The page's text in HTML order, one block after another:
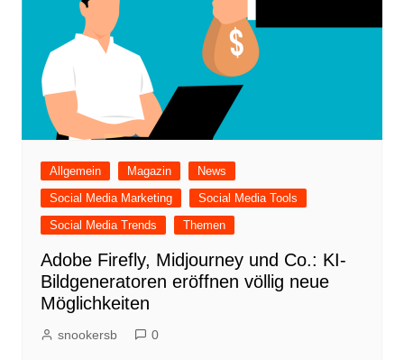
Allgemein Magazin
News
Social Media Marketing
Social Media Tools
Social Media Trends
Themen
Adobe Firefly, Midjourney und Co.: KI-
Bildgeneratoren eröffnen völlig neue
Möglichkeiten
snookersb 0